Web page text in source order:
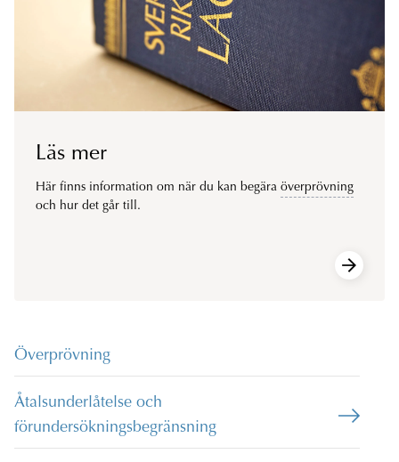
Läs mer
Här finns information om när du kan begära överprövning
och hur det går till.
Överprövning
Åtalsunderlåtelse och
förundersökningsbegränsning